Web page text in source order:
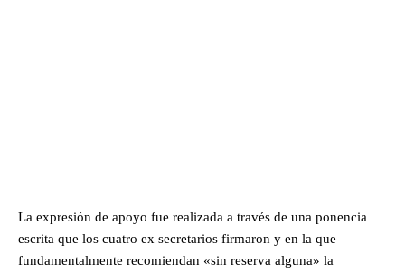
La expresión de apoyo fue realizada a través de una ponencia
escrita que los cuatro ex secretarios firmaron y en la que
fundamentalmente recomiendan «sin reserva alguna» la